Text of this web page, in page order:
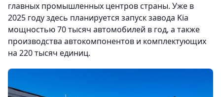
главных промышленных центров страны. Уже в
2025 году здесь планируется запуск завода Kia
мощностью 70 тысяч автомобилей в год, а также
производства автокомпонентов и комплектующих
на 220 тысяч единиц.